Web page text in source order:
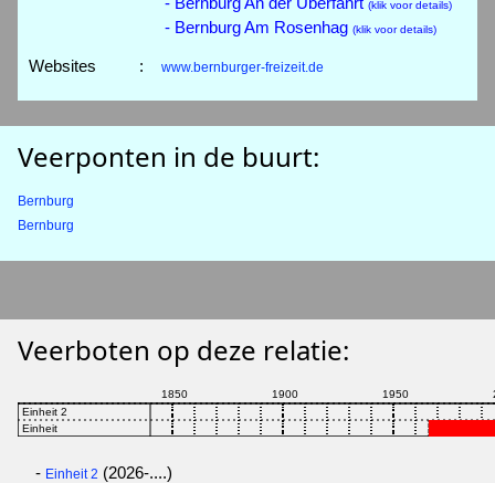
(klik voor details)
- Bernburg Am Rosenhag (klik voor details)
Websites : www.bernburger-freizeit.de
Veerponten in de buurt:
Bernburg
Bernburg
Veerboten op deze relatie:
- Einheit 2 (2026-....)